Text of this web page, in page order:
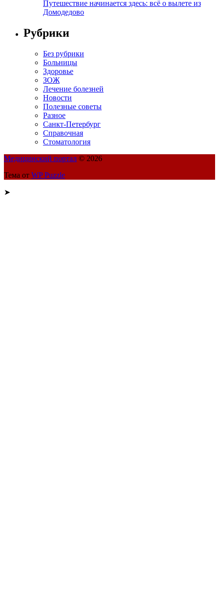
Путешествие начинается здесь: всё о вылете из
Домодедово
Рубрики
Без рубрики
Больницы
Здоровье
ЗОЖ
Лечение болезней
Новости
Полезные советы
Разное
Санкт-Петербург
Справочная
Стоматология
Медицинский портал © 2026
Тема от WP Puzzle
➤